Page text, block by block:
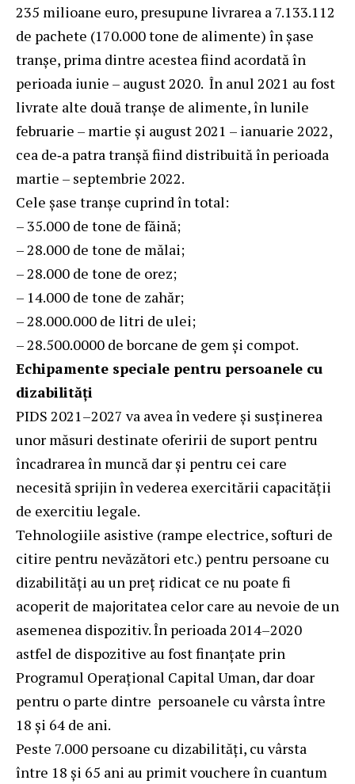
235 milioane euro, presupune livrarea a 7.133.112
de pachete (170.000 tone de alimente) în șase
tranșe, prima dintre acestea fiind acordată în
perioada iunie – august 2020. În anul 2021 au fost
livrate alte două tranșe de alimente, în lunile
februarie – martie și august 2021 – ianuarie 2022,
cea de‑a patra tranșă fiind distribuită în perioada
martie – septembrie 2022.
Cele șase tranșe cuprind în total:
– 35.000 de tone de făină;
– 28.000 de tone de mălai;
– 28.000 de tone de orez;
– 14.000 de tone de zahăr;
– 28.000.000 de litri de ulei;
– 28.500.0000 de borcane de gem și compot.
Echipamente speciale pentru persoanele cu
dizabilități
PIDS 2021–2027 va avea în vedere și susținerea
unor măsuri destinate oferirii de suport pentru
încadrarea în muncă dar și pentru cei care
necesită sprijin în vederea exercitării capacității
de exercitiu legale.
Tehnologiile asistive (rampe electrice, softuri de
citire pentru nevăzători etc.) pentru persoane cu
dizabilități au un preț ridicat ce nu poate fi
acoperit de majoritatea celor care au nevoie de un
asemenea dispozitiv. În perioada 2014–2020
astfel de dispozitive au fost finanțate prin
Programul Operațional Capital Uman, dar doar
pentru o parte dintre persoanele cu vârsta între
18 și 64 de ani.
Peste 7.000 persoane cu dizabilităţi, cu vârsta
între 18 şi 65 ani au primit vouchere în cuantum